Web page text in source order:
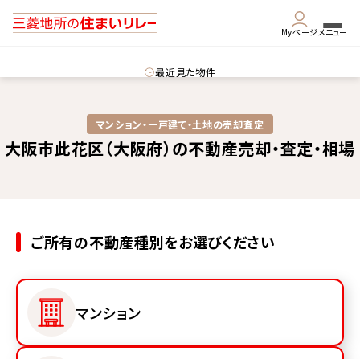
Myページメニュー
最近見た物件
マンション・一戸建て・土地の売却査定
大阪市此花区（大阪府）の不動産売却・査定・相場
ご所有の不動産種別をお選びください
マンション